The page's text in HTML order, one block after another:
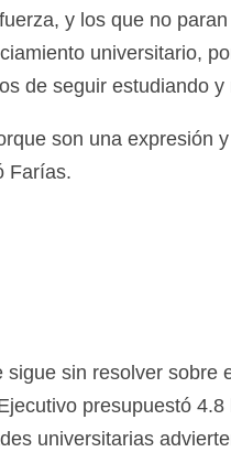
y los que no
universitario,
de seguir estudiando y
son una expresión
Farías.
sin resolver sobre
presupuestó
universitarias